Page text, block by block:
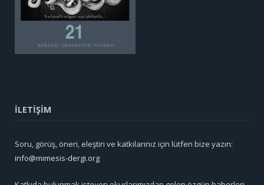
İLETİŞİM
Soru, görüş, öneri, eleştiri ve katkılarınız için lütfen bize yazın:
info@mimesis-dergi.org